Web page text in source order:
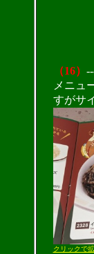
（16）
メニュ
すがサ
クリックで